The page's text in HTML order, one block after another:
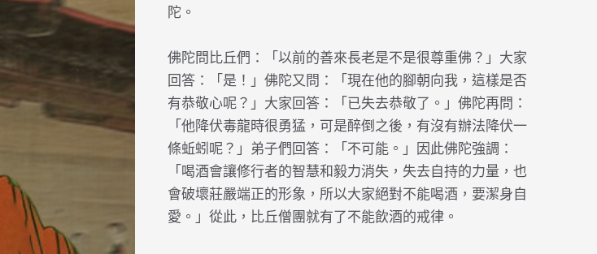
陀。
佛陀問比丘們：「以前的善來長老是不是很尊重佛？」大家
回答：「是！」佛陀又問：「現在他的腳朝向我，這樣是否
有恭敬心呢？」大家回答：「已失去恭敬了。」佛陀再問：
「他降伏毒龍時很勇猛，可是醉倒之後，有沒有辦法降伏一
條蚯蚓呢？」弟子們回答：「不可能。」因此佛陀強調：
「喝酒會讓修行者的智慧和毅力消失，失去自持的力量，也
會破壞莊嚴端正的形象，所以大家絕對不能喝酒，要潔身自
愛。」從此，比丘僧團就有了不能飲酒的戒律。